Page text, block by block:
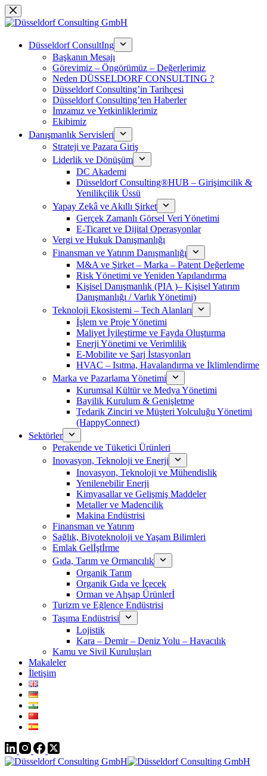
Skip
to
Düsseldorf ConsultIng
Başkanın Mesajı
Görevimiz – Öngörümüz – Değerlerimiz
Neden DÜSSELDORF CONSULTING ?
Düsseldorf Consulting’in Tarihçesi
Düsseldorf Consulting’ten Haberler
İmzamız ve Yetkinliklerimiz
Ekibimiz
Danışmanlık Servisleri
Strateji ve Pazara Giriş
Liderlik ve Dönüşüm
DC Akademi
Düsseldorf Consulting®HUB – Girişimcilik &
Yenilikçilik Üssü
Yapay Zekâ ve Akıllı Şirket
Gerçek Zamanlı Görsel Veri Yönetimi
E-Ticaret ve Dijital Operasyonlar
Vergi ve Hukuk Danışmanlığı
Finansman ve Yatırım Danışmanlığı
M&A ve Şirket – Marka – Patent Değerleme
Risk Yönetimi ve Yeniden Yapılandırma
Kişisel Danışmanlık (PIA )– Kişisel Yatırım
Danışmanlığı / Varlık Yönetimi)
Teknoloji Ekosistemi – Tech Alanları
İşlem ve Proje Yönetimi
Maliyet İyileştirme ve Fayda Oluşturma
Enerji Yönetimi ve Verimlilik
E-Mobilite ve Şarj İstasyonları
HVAC – Isıtma, Havalandırma ve İklimlendirme
Marka ve Pazarlama Yönetimi
Kurumsal Kültür ve Medya Yönetimi
Bayilik Kurulum & Genişletme
Tedarik Zinciri ve Müşteri Yolculuğu Yönetimi
(HappyConnect)
Sektörler
Perakende ve Tüketici Ürünleri
Inovasyon, Teknoloji ve Enerji
Inovasyon, Teknoloji ve Mühendislik
Yenilenebilir Enerji
Kimyasallar ve Gelişmiş Maddeler
Metaller ve Madencilik
Makina Endüstrisi
Finansman ve Yatırım
Sağlık, Biyoteknoloji ve Yaşam Bilimleri
Emlak Gelİştİrme
Gıda, Tarım ve Ormancılık
Organik Tarım
Organik Gıda ve İçecek
Orman ve Ahşap Ürünlerİ
Turizm ve Eğlence Endüstrisi
Taşıma Endüstrisi
Lojistik
Kara – Demir – Deniz Yolu – Havacılık
Kamu ve Sivil Kuruluşları
Makaleler
İletişim